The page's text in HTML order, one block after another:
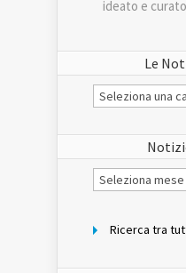
ideato e
Le
Le
Notizie
Notizie
per
Ricerca tra